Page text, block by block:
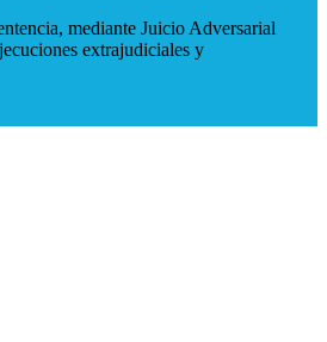
mediante Juicio Adversarial
extrajudiciales y